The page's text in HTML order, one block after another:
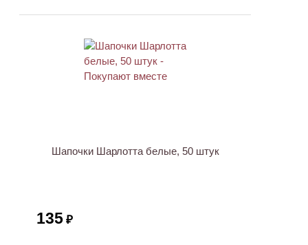
Шапочки Шарлотта белые, 50 штук
135 ₽